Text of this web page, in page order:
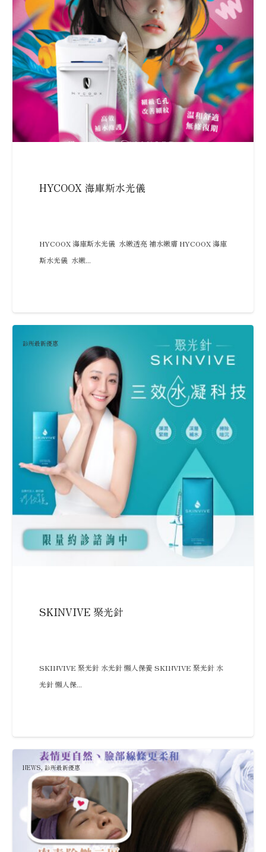
HYCOOX 海庫斯水光儀
HYCOOX 海庫斯水光儀 水嫩透亮 補水嫩膚 HYCOOX 海庫
斯水光儀 水嫩...
診所最新優惠
SKINVIVE 聚光針
SKINVIVE 聚光針 水光針 懶人保養 SKINVIVE 聚光針 水
光針 懶人保...
NEWS, 診所最新優惠